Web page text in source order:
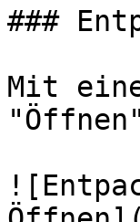
###
Mit